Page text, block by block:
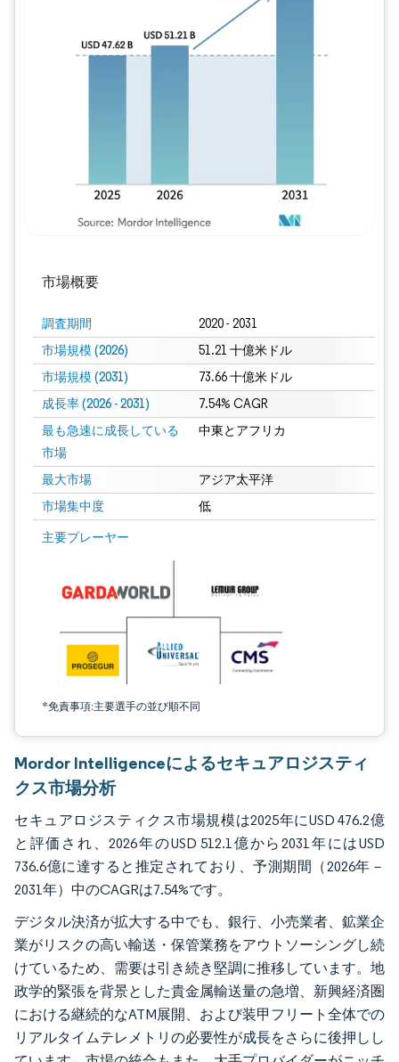
市場概要
調査期間 2020 - 2031
市場規模 (2026) 51.21 十億米ドル
市場規模 (2031) 73.66 十億米ドル
成長率 (2026 - 2031) 7.54% CAGR
最も急速に成長している
市場
中東とアフリカ
最大市場 アジア太平洋
市場集中度 低
主要プレーヤー
*免責事項:主要選手の並び順不同
画像 © Mordor Intelligence。再利用にはCC BY 4.0の表示が必要です。
Mordor Intelligenceによるセキュアロジスティ
クス市場分析
セキュアロジスティクス市場規模は2025年にUSD 476.2億
と評価され、2026年のUSD 512.1億から2031年にはUSD
736.6億に達すると推定されており、予測期間（2026年－
2031年）中のCAGRは7.54%です。
デジタル決済が拡大する中でも、銀行、小売業者、鉱業企
業がリスクの高い輸送・保管業務をアウトソーシングし続
けているため、需要は引き続き堅調に推移しています。地
政学的緊張を背景とした貴金属輸送量の急増、新興経済圏
における継続的なATM展開、および装甲フリート全体での
リアルタイムテレメトリの必要性が成長をさらに後押しし